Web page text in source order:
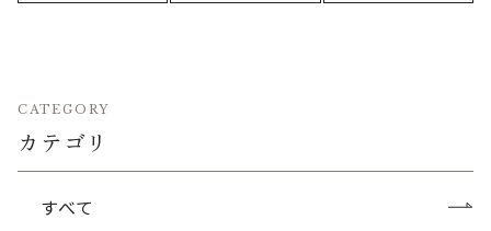
CATEGORY
カテゴリ
すべて